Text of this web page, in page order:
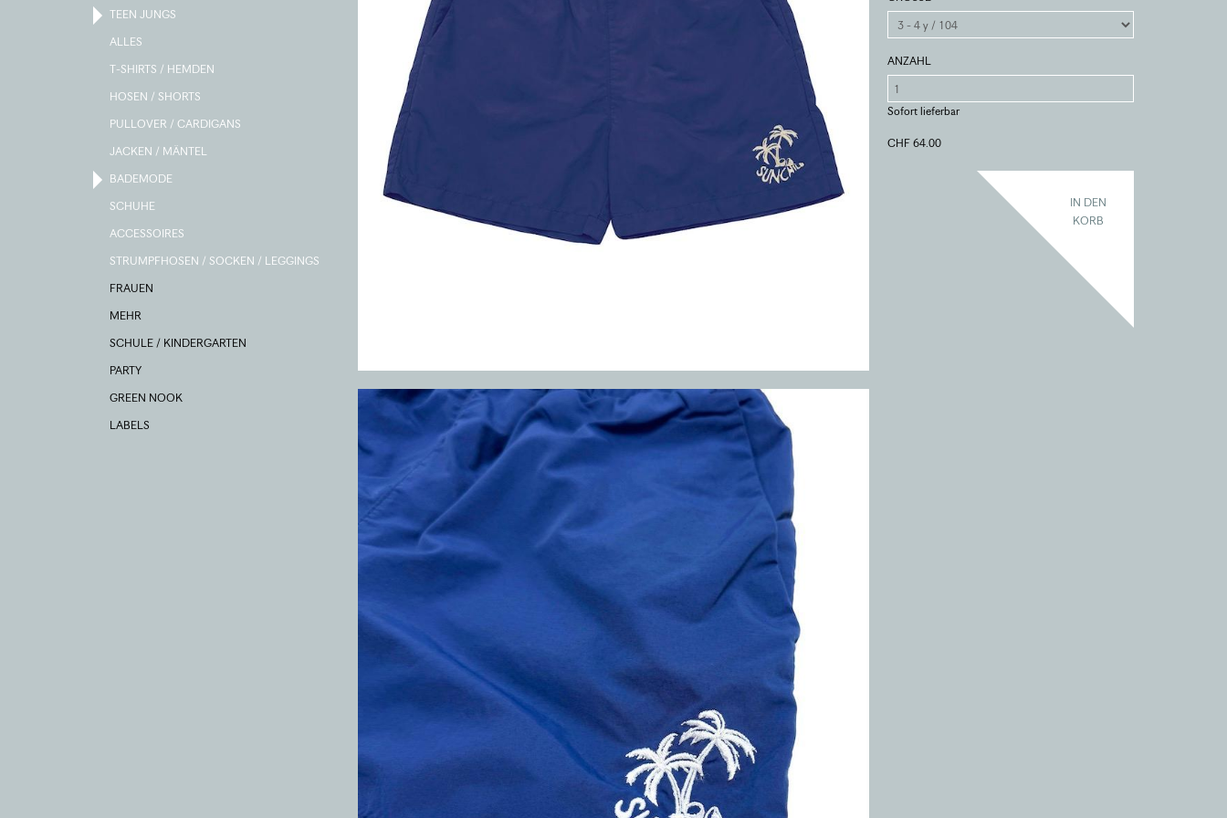
TEEN JUNGS
ALLES
T-SHIRTS / HEMDEN
HOSEN / SHORTS
PULLOVER / CARDIGANS
JACKEN / MÄNTEL
BADEMODE
SCHUHE
ACCESSOIRES
STRUMPFHOSEN / SOCKEN / LEGGINGS
FRAUEN
MEHR
SCHULE / KINDERGARTEN
PARTY
GREEN NOOK
LABELS
ANZAHL
Sofort lieferbar
CHF 64.00
IN DEN
KORB